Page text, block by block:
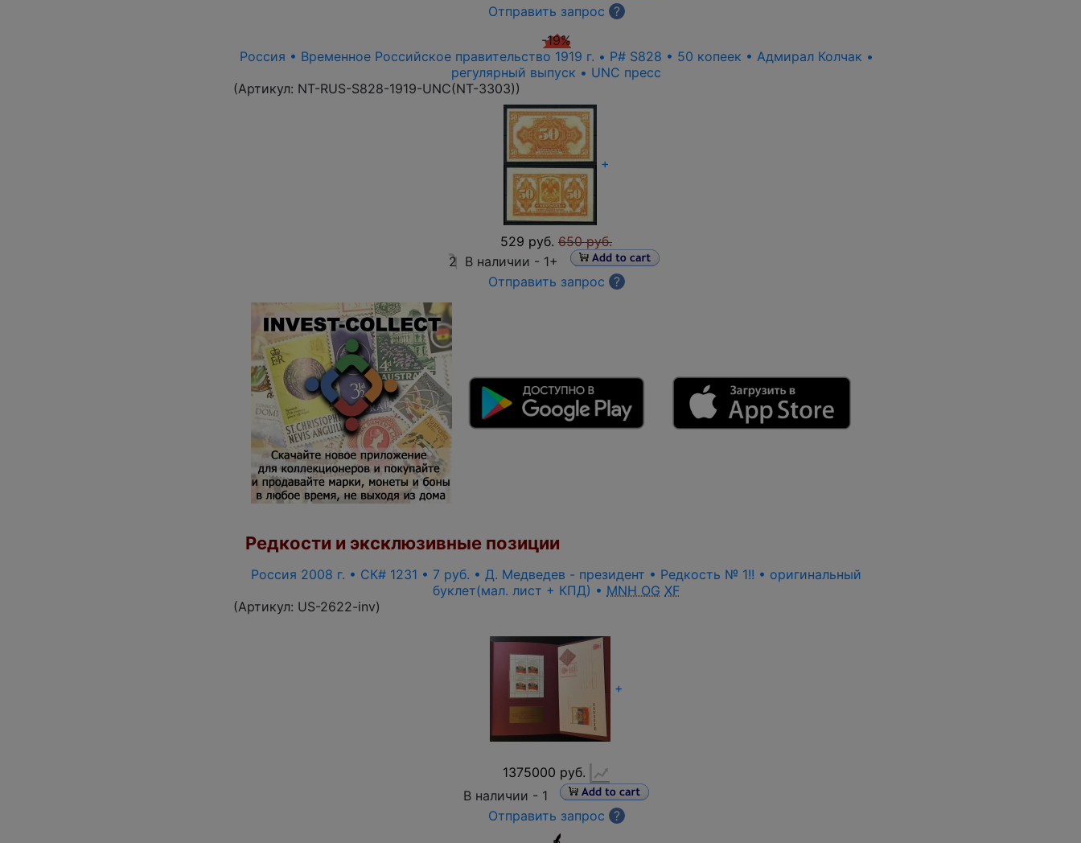
Отправить запрос
?
-19%
Россия • Временное Российское правительство 1919 г. • P# S828 • 50 копеек • Адмирал Колчак •
регулярный выпуск • UNC пресс
(Артикул: NT-RUS-S828-1919-UNC(NT-3303))
+
529 руб. 650 руб.
2 В наличии - 1+
Отправить запрос
?
Редкости и эксклюзивные позиции
Россия 2008 г. • СК# 1231 • 7 руб. • Д. Медведев - президент • Редкость № 1!! • оригинальный
буклет(мал. лист + КПД) • MNH OG XF
(Артикул: US-2622-inv)
+
1375000 руб.
В наличии - 1
Отправить запрос
?